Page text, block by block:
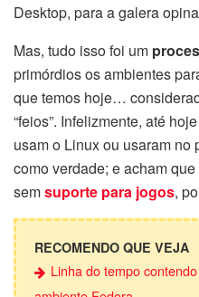
Desktop, para a galera
Mas, tudo isso foi um
primórdios os ambientes
que temos hoje…
“feios”. Infelizmente, até
usam o Linux ou usaram
como verdade; e acham
semsuporte para jogos,
RECOMENDO QUE VEJA
Linha do tempo